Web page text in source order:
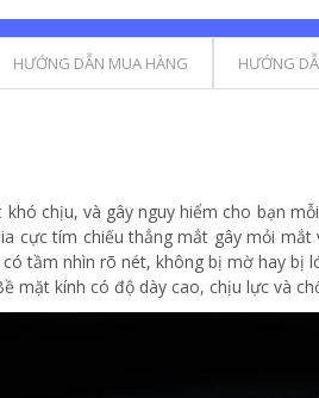
HƯỚNG DẪN MUA HÀNG HƯỚNG
chịu, và gây nguy hiểm cho bạn
cực tím chiếu thẳng mắt gây mỏi
tầm nhìn rõ nét, không bị mờ hay bị
mặt kính có độ dày cao, chịu lực và